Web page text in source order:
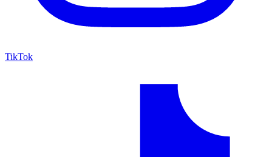
TikTok